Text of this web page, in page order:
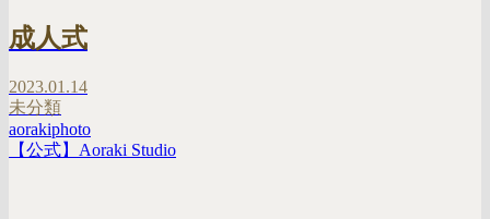
成人式
2023.01.14
未分類
aorakiphoto
【公式】Aoraki Studio